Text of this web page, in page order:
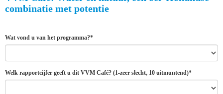
combinatie met potentie
Wat vond u van het programma?*
Welk rapportcijfer geeft u dit VVM Café? (1-zeer slecht, 10 uitmuntend)*